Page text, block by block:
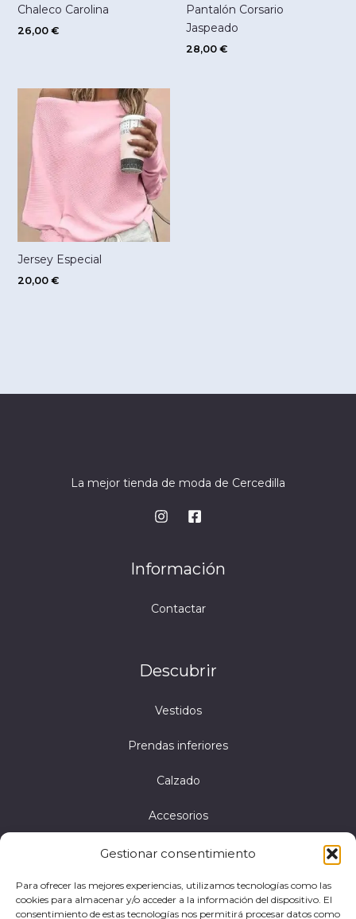
Gestionar consentimiento
Para ofrecer las mejores experiencias, utilizamos tecnologías como las
cookies para almacenar y/o acceder a la información del dispositivo. El
consentimiento de estas tecnologías nos permitirá procesar datos como
Chaleco Carolina
26,00 €
Pantalón Corsario
Jaspeado
28,00 €
Jersey Especial
20,00 €
La mejor tienda de moda de Cercedilla
Información
Contactar
Descubrir
Vestidos
Prendas inferiores
Calzado
Accesorios
Política de privacidad